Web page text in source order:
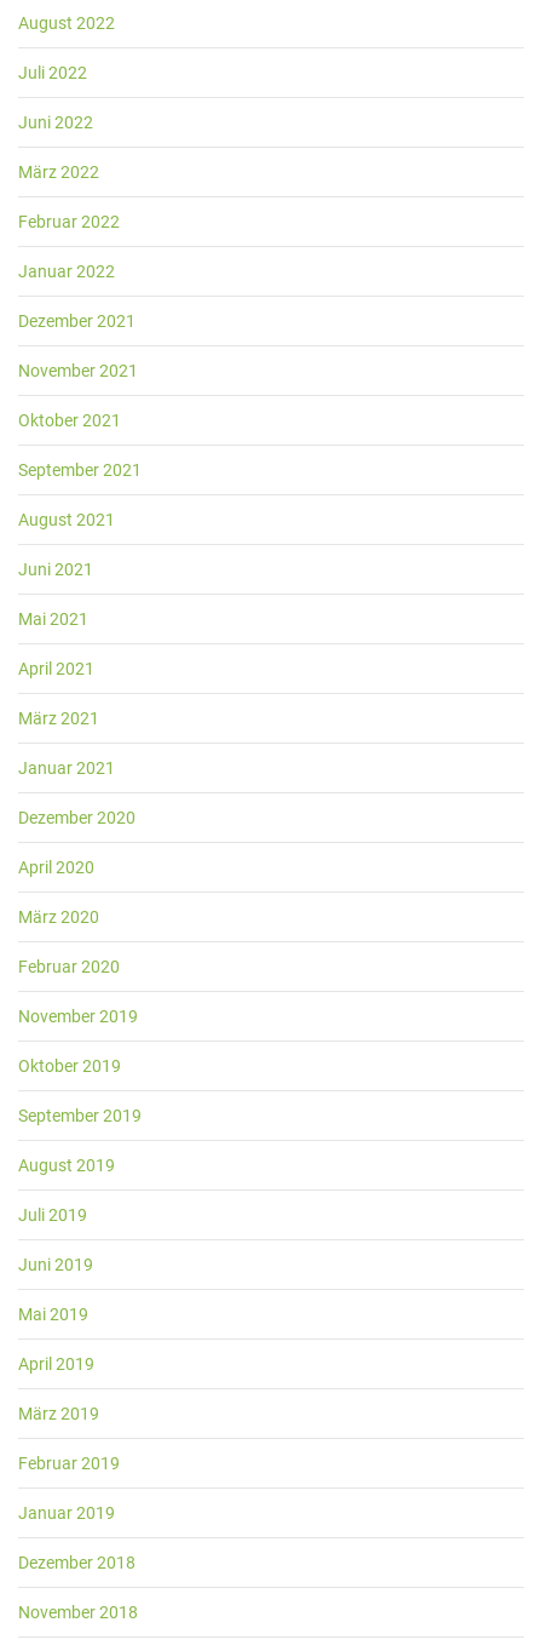
August 2022
Juli 2022
Juni 2022
März 2022
Februar 2022
Januar 2022
Dezember 2021
November 2021
Oktober 2021
September 2021
August 2021
Juni 2021
Mai 2021
April 2021
März 2021
Januar 2021
Dezember 2020
April 2020
März 2020
Februar 2020
November 2019
Oktober 2019
September 2019
August 2019
Juli 2019
Juni 2019
Mai 2019
April 2019
März 2019
Februar 2019
Januar 2019
Dezember 2018
November 2018